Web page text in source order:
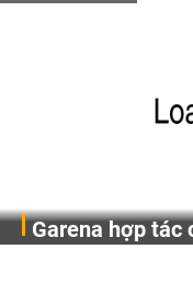
Garena hợp tác